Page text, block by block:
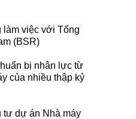
làm việc với Tổng
(BSR)
bị nhân lực từ
của nhiều thập kỷ
tư dự án Nhà máy